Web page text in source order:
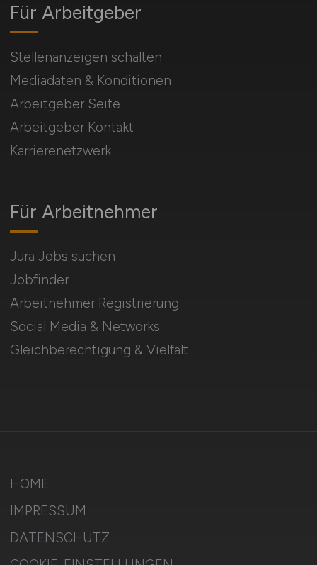
Für Arbeitnehmer
Jura Jobs suchen
Jobfinder
Arbeitnehmer Registrierung
Social Media & Networks
Gleichberechtigung & Vielfalt
Für Arbeitgeber
Stellenanzeigen schalten
Mediadaten & Konditionen
Arbeitgeber Seite
Arbeitgeber Kontakt
Karrierenetzwerk
HOME
IMPRESSUM
DATENSCHUTZ